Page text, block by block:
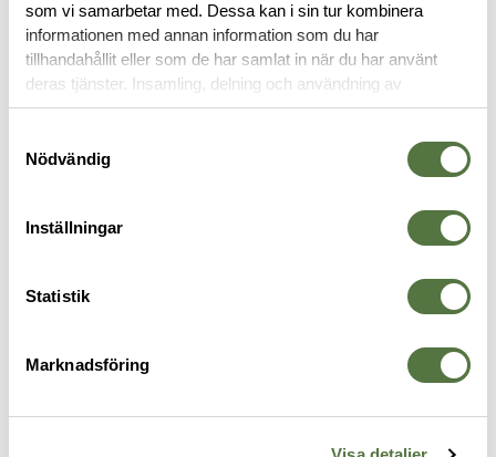
som vi samarbetar med. Dessa kan i sin tur kombinera
informationen med annan information som du har
tillhandahållit eller som de har samlat in när du har använt
deras tjänster. Insamling, delning och användning av
personuppgifter kan användas för personalisering av
Nödvändig
Inställningar
Statistik
Marknadsföring
OM VARUMÄRKET
FICKOR & HÅLLARE